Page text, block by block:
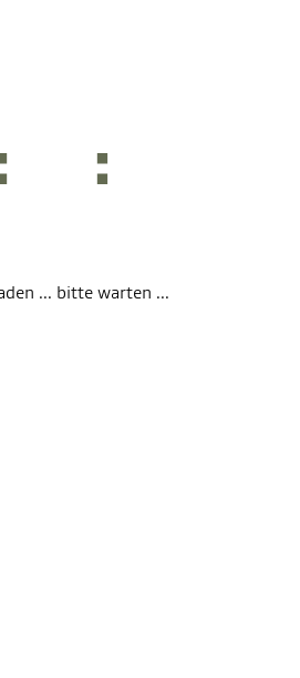
... bitte warten ...